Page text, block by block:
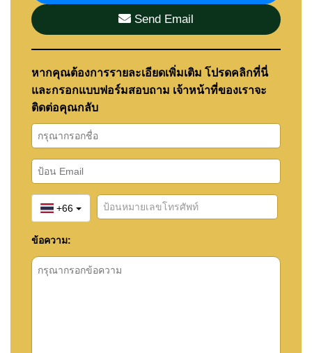
Send Email
หากคุณต้องการรายละเอียดเพิ่มเติม โปรดคลิกที่นี่
และกรอกแบบฟอร์มสอบถาม เจ้าหน้าที่ของเราจะ
ติดต่อคุณกลับ
+66
ข้อความ: